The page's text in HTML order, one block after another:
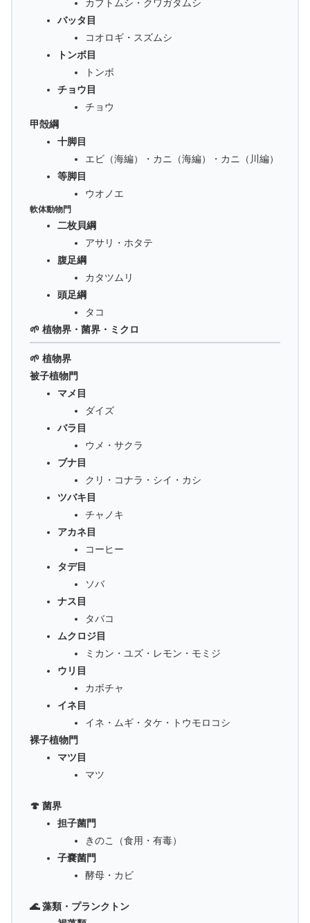
カブトムシ・クワガタムシ
バッタ目
コオロギ・スズムシ
トンボ目
トンボ
チョウ目
チョウ
甲殻綱
十脚目
エビ（海編）・カニ（海編）・カニ（川編）
等脚目
ウオノエ
軟体動物門
二枚貝綱
アサリ・ホタテ
腹足綱
カタツムリ
頭足綱
タコ
🌱 植物界・菌界・ミクロ
🌱 植物界
被子植物門
マメ目
ダイズ
バラ目
ウメ・サクラ
ブナ目
クリ・コナラ・シイ・カシ
ツバキ目
チャノキ
アカネ目
コーヒー
タデ目
ソバ
ナス目
タバコ
ムクロジ目
ミカン・ユズ・レモン・モミジ
ウリ目
カボチャ
イネ目
イネ・ムギ・タケ・トウモロコシ
裸子植物門
マツ目
マツ
🍄 菌界
担子菌門
きのこ（食用・有毒）
子嚢菌門
酵母・カビ
🌊 藻類・プランクトン